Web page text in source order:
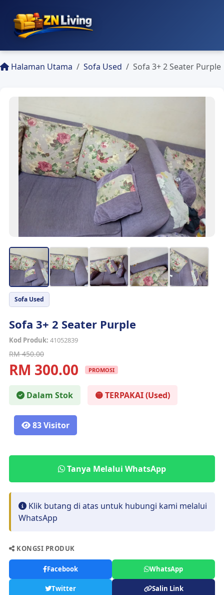
Halaman Utama Sofa Used Sofa 3+ 2 Seater Purple
Sofa Used
Sofa 3+ 2 Seater Purple
Kod Produk: 41052839
RM 450.00
RM 300.00 PROMOSI
Dalam Stok 🟡 TERPAKAI (Used)
83 Visitor
Tanya Melalui WhatsApp
Klik butang di atas untuk hubungi kami melalui
WhatsApp
KONGSI PRODUK
Facebook WhatsApp
Twitter Salin Link